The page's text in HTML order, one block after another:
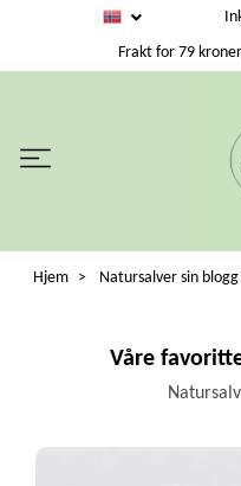
Frakt for 79
Hjem Natursalver sin blogg
Våre